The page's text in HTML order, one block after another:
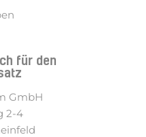
für den
GmbH
2-4